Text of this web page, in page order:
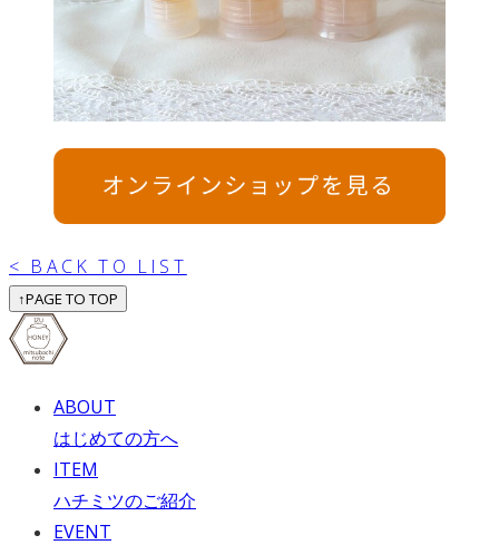
< BACK TO LIST
↑PAGE TO TOP
ABOUT
はじめての方へ
ITEM
ハチミツのご紹介
EVENT